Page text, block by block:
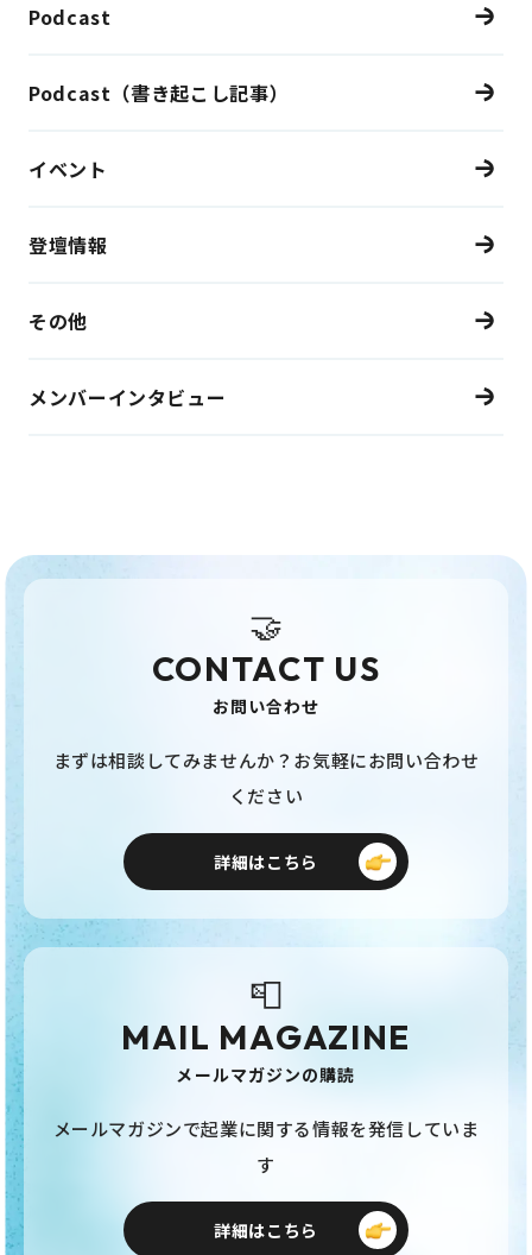
Podcast
Podcast（書き起こし記事）
イベント
登壇情報
その他
メンバーインタビュー
🤝
CONTACT US
お問い合わせ
まずは相談してみませんか？お気軽にお問い合わせ
ください
詳細はこちら
📮
MAIL MAGAZINE
メールマガジンの購読
メールマガジンで起業に関する情報を発信していま
す
詳細はこちら